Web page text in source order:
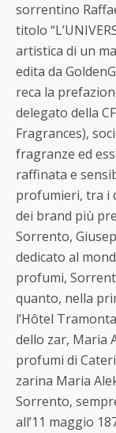
sorrentino
titolo
artistica di un
edita da
reca la
delegato della
Fragrances),
fragranze ed
raffinata e
profumieri, tra i
dei brand più
Sorrento,
dedicato al
profumi,
quanto, nella
l’Hôtel
dello zar, Maria
profumi di
zarina Maria
Sorrento,
all’11 maggio